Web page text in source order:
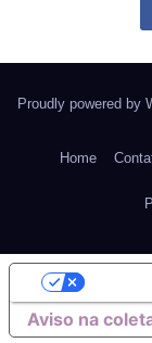
Proudly powered by
Home
Aviso na
Suas